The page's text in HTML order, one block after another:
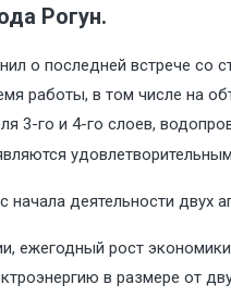
Рогун.
о последней встрече со
работы, в том числе на
3-го и 4-го слоев,
начала деятельности двух
ежегодный рост
в размере от